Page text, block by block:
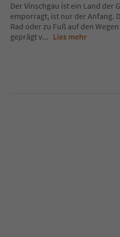
Der Vinschgau ist ein Land der
emporragt, ist nur der Anfang.
Rad oder zu Fuß auf den
geprägt v... Lies mehr